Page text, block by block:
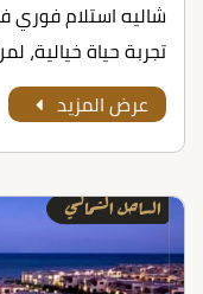
شاليه استلام
تجربة حياة خيالية،
عرض المزيد